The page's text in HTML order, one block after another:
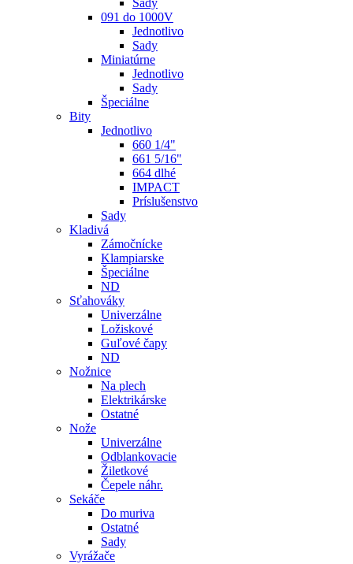
Sady
091 do 1000V
Jednotlivo
Sady
Miniatúrne
Jednotlivo
Sady
Špeciálne
Bity
Jednotlivo
660 1/4"
661 5/16"
664 dlhé
IMPACT
Príslušenstvo
Sady
Kladivá
Zámočnícke
Klampiarske
Špeciálne
ND
Sťahováky
Univerzálne
Ložiskové
Guľové čapy
ND
Nožnice
Na plech
Elektrikárske
Ostatné
Nože
Univerzálne
Odblankovacie
Žiletkové
Čepele náhr.
Sekáče
Do muriva
Ostatné
Sady
Vyrážače